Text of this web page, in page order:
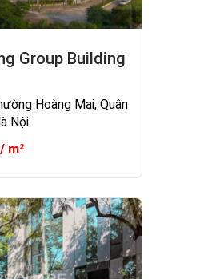
Group Building
Hoàng Mai, Quận
Nội
m²